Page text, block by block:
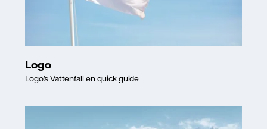
Logo
Logo's Vattenfall en quick guide